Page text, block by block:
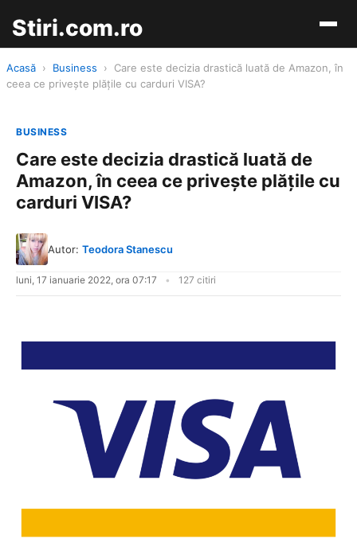
Stiri.com.ro
Acasă › Business ›
Care este decizia drastică luată de Amazon, în
ceea ce privește plățile cu carduri VISA?
BUSINESS
Care este decizia drastică luată de
Amazon, în ceea ce privește plățile cu
carduri VISA?
Autor: Teodora Stanescu
luni, 17 ianuarie 2022, ora 07:17 127 citiri